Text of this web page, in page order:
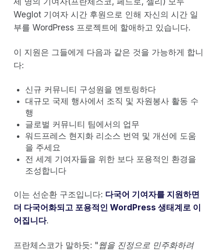
Weglot 기여자 시간 후원으로 인해 자신의 시간 일
부를 WordPress 프로젝트에 할애하고 있습니다.
이 지원은 그들에게 다음과 같은 것을 가능하게 합니
다:
신규 커뮤니티 구성원을 멘토링하다
대규모 국제 행사에서 조직 및 자원봉사 활동 수
행
글로벌 커뮤니티 팀에서의 업무
워드프레스 현지화 리소스 번역 및 개선에 도움
을 주세요
전 세계 기여자들을 위한 보다 포용적인 환경을
조성합니다
이는 선순환 구조입니다: 다국어 기여자를 지원하면
더 다국어화되고 포용적인 WordPress 생태계로 이
어집니다.
프란체스코가 말하듯: "웹을 진정으로 민주화하려